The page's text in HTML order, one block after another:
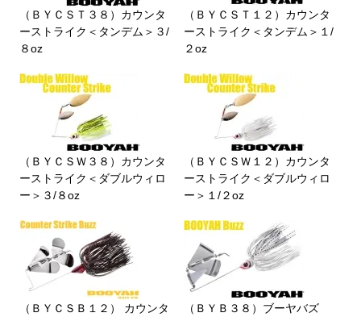
（ＢＹＣＳＴ３８）カウンタ
ーストライク＜タンデム＞３/
８oz
（ＢＹＣＳＴ１２）カウンタ
ーストライク＜タンデム＞１/
２oz
（ＢＹＣＳＷ３８）カウンタ
ーストライク＜ダブルウィロ
ー＞３/８oz
（ＢＹＣＳＷ１２）カウンタ
ーストライク＜ダブルウィロ
ー＞１/２oz
（ＢＹＣＳＢ１２） カウンタ
（ＢＹＢ３８）ブーヤバズ